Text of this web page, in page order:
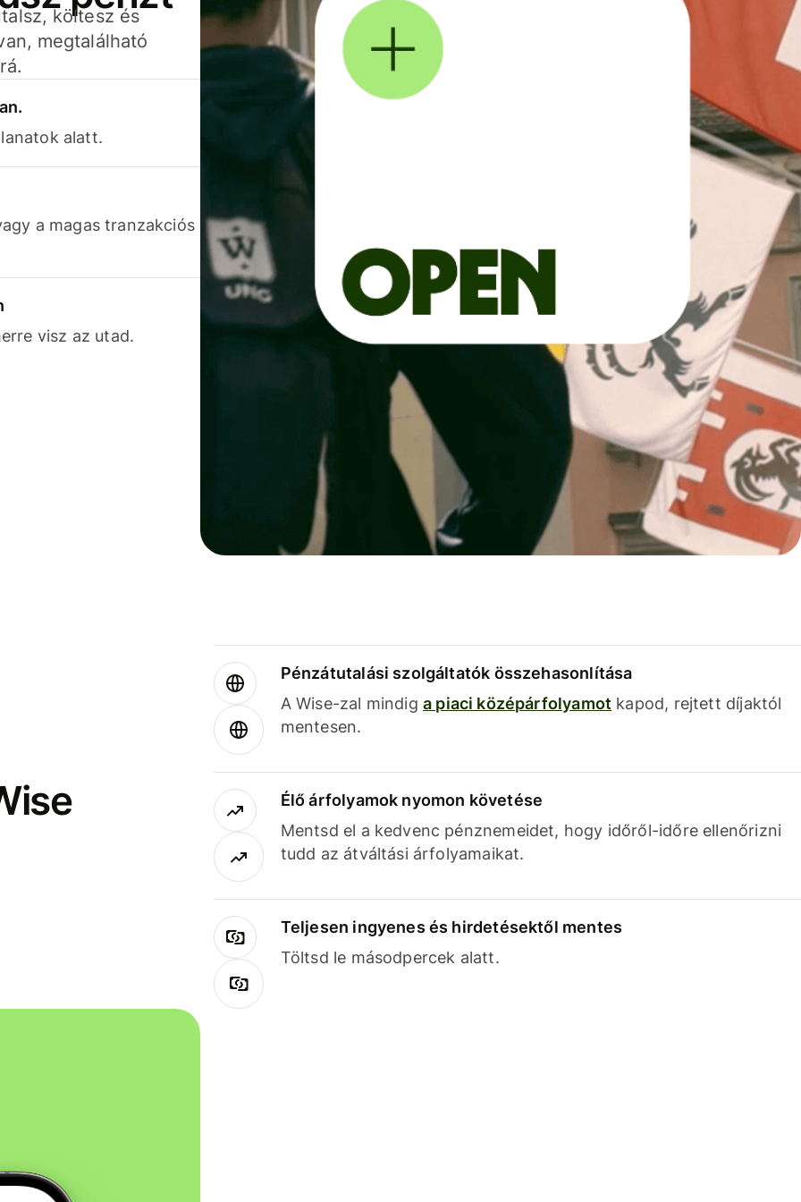
költesz és
megtalálható
alatt.
a magas tranzakciós
visz az utad.
Pénzátutalási szolgáltatók összehasonlítása
A Wise-zal mindig a piaci középárfolyamot kapod, rejtett díjaktól
mentesen.
Élő árfolyamok nyomon követése
Mentsd el a kedvenc pénznemeidet, hogy időről-időre ellenőrizni
tudd az átváltási árfolyamaikat.
Teljesen ingyenes és hirdetésektől mentes
Töltsd le másodpercek alatt.